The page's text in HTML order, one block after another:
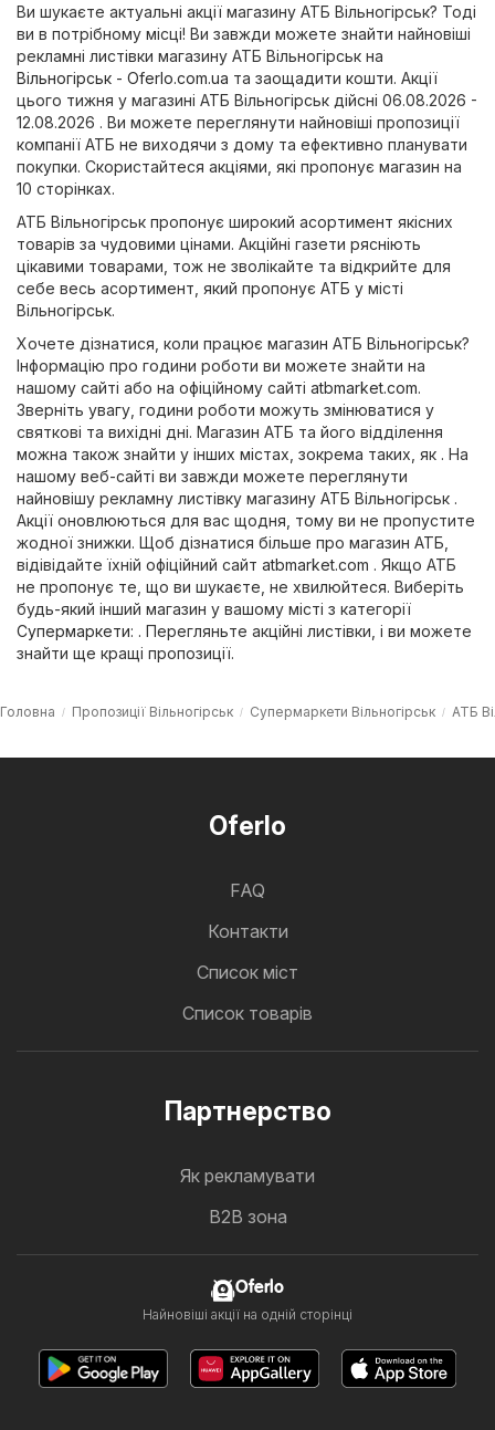
Ви шукаєте актуальні акції магазину АТБ Вільногірськ? Тоді
ви в потрібному місці! Ви завжди можете знайти найновіші
рекламні листівки магазину АТБ Вільногірськ на
Вільногірськ - Oferlo.com.ua та заощадити кошти. Акції
цього тижня у магазині АТБ Вільногірськ дійсні 06.08.2026 -
12.08.2026 . Ви можете переглянути найновіші пропозиції
компанії АТБ не виходячи з дому та ефективно планувати
покупки. Скористайтеся акціями, які пропонує магазин на
10 сторінках.
АТБ Вільногірськ пропонує широкий асортимент якісних
товарів за чудовими цінами. Акційні газети рясніють
цікавими товарами, тож не зволікайте та відкрийте для
себе весь асортимент, який пропонує АТБ у місті
Вільногірськ.
Хочете дізнатися, коли працює магазин АТБ Вільногірськ?
Інформацію про години роботи ви можете знайти на
нашому сайті або на офіційному сайті atbmarket.com.
Зверніть увагу, години роботи можуть змінюватися у
святкові та вихідні дні. Магазин АТБ та його відділення
можна також знайти у інших містах, зокрема таких, як . На
нашому веб-сайті ви завжди можете переглянути
найновішу рекламну листівку магазину АТБ Вільногірськ .
Акції оновлюються для вас щодня, тому ви не пропустите
жодної знижки. Щоб дізнатися більше про магазин АТБ,
відівідайте їхній офіційний сайт atbmarket.com . Якщо АТБ
не пропонує те, що ви шукаєте, не хвилюйтеся. Виберіть
будь-який інший магазин у вашому місті з категорії
Супермаркети: . Перегляньте акційні листівки, і ви можете
знайти ще кращі пропозиції.
Головна Пропозиції Вільногірськ Супермаркети Вільногірськ АТБ
Oferlo
FAQ
Контакти
Cписок міст
Список товарів
Партнерство
Як рекламувати
B2B зона
Oferlo
Найновіші акції на одній сторінці